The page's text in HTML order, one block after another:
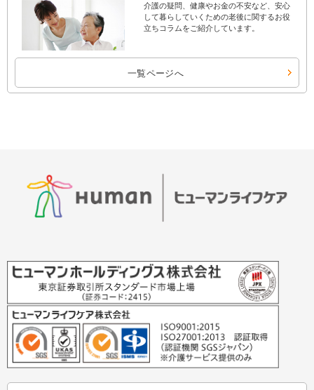
介護の疑問、健康やお金の不安など、安心
して暮らしていくための老後に関するお役
立ちコラムをご紹介しています。
一覧ページへ